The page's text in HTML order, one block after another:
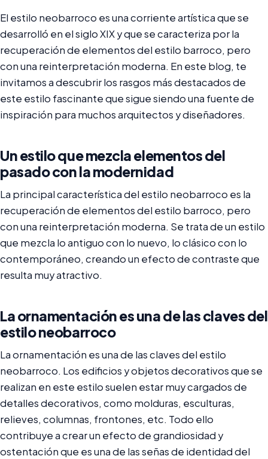
El estilo neobarroco es una corriente artística que se
desarrolló en el siglo XIX y que se caracteriza por la
recuperación de elementos del estilo barroco, pero
con una reinterpretación moderna. En este blog, te
invitamos a descubrir los rasgos más destacados de
este estilo fascinante que sigue siendo una fuente de
inspiración para muchos arquitectos y diseñadores.
Un estilo que mezcla elementos del
pasado con la modernidad
La principal característica del estilo neobarroco es la
recuperación de elementos del estilo barroco, pero
con una reinterpretación moderna. Se trata de un estilo
que mezcla lo antiguo con lo nuevo, lo clásico con lo
contemporáneo, creando un efecto de contraste que
resulta muy atractivo.
La ornamentación es una de las claves del
estilo neobarroco
La ornamentación es una de las claves del estilo
neobarroco. Los edificios y objetos decorativos que se
realizan en este estilo suelen estar muy cargados de
detalles decorativos, como molduras, esculturas,
relieves, columnas, frontones, etc. Todo ello
contribuye a crear un efecto de grandiosidad y
ostentación que es una de las señas de identidad del